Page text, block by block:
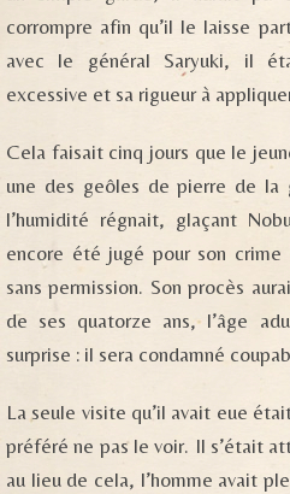
corrompre afin qu’il le laisse
avec le général Saryuki, il
excessive et sa rigueur à
Cela faisait cinq jours que le
une des geôles de pierre de
l’humidité régnait, glaçant
encore été jugé pour son crime
sans permission. Son procès
de ses quatorze ans, l’âge
surprise : il sera condamné
La seule visite qu’il avait eue
préféré ne pas le voir. Il s’était
au lieu de cela, l’homme avait